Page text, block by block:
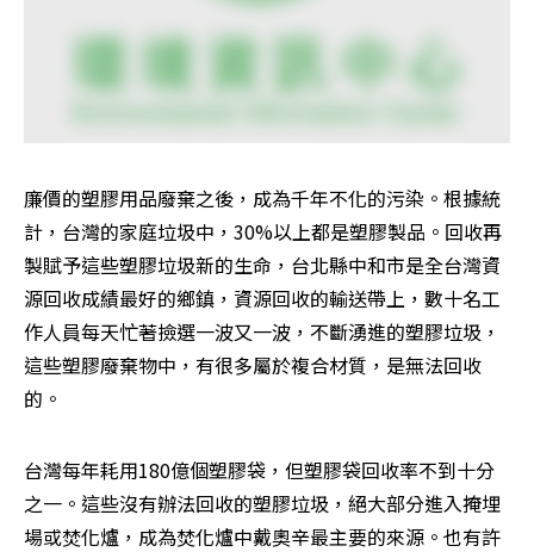
廉價的塑膠用品廢棄之後，成為千年不化的污染。根據統
計，台灣的家庭垃圾中，30%以上都是塑膠製品。回收再
製賦予這些塑膠垃圾新的生命，台北縣中和市是全台灣資
源回收成績最好的鄉鎮，資源回收的輸送帶上，數十名工
作人員每天忙著撿選一波又一波，不斷湧進的塑膠垃圾，
這些塑膠廢棄物中，有很多屬於複合材質，是無法回收
的。
台灣每年耗用180億個塑膠袋，但塑膠袋回收率不到十分
之一。這些沒有辦法回收的塑膠垃圾，絕大部分進入掩埋
場或焚化爐，成為焚化爐中戴奧辛最主要的來源。也有許